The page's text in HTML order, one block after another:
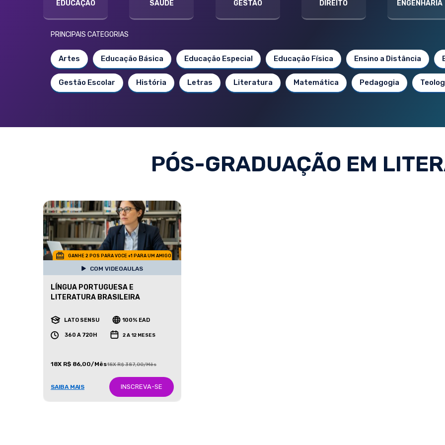
EDUCAÇÃO SAÚDE GESTÃO DIREITO ENGENHARIA
PRINCIPAIS CATEGORIAS
Artes Educação Básica Educação Especial Educação Física Ensino a Distância
Gestão Escolar História Letras Literatura Matemática Pedagogia
PÓS-GRADUAÇÃO EM
GANHE 2 POS PARA VOCE +1 PARA UM AMIGO
COM VIDEOAULAS
LÍNGUA PORTUGUESA E
LITERATURA BRASILEIRA
LATO SENSU 100% EAD
360 A 720H 2 A 12 MESES
18X R$ 86,00/Mês18X R$ 387,00/Mês
SAIBA MAIS INSCREVA-SE